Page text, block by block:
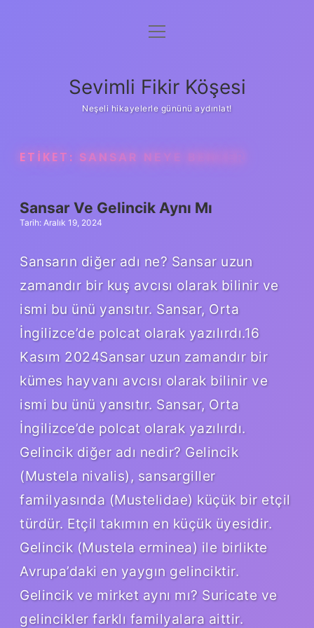
Anasayfa
Yasal Uyarı
menüyü
Sevimli Fikir Köşesi
Neşeli hikayelerle gününü aydınlat!
ETIKET: SANSAR NEYE BENZER
Sansar Ve Gelincik Aynı Mı
Tarih: Aralık 19, 2024
Sansarın diğer adı ne? Sansar uzun
zamandır bir kuş avcısı olarak bilinir ve
ismi bu ünü yansıtır. Sansar, Orta
İngilizce’de polcat olarak yazılırdı.16
Kasım 2024Sansar uzun zamandır bir
kümes hayvanı avcısı olarak bilinir ve
ismi bu ünü yansıtır. Sansar, Orta
İngilizce’de polcat olarak yazılırdı.
Gelincik diğer adı nedir? Gelincik
(Mustela nivalis), sansargiller
familyasında (Mustelidae) küçük bir etçil
türdür. Etçil takımın en küçük üyesidir.
Gelincik (Mustela erminea) ile birlikte
Avrupa’daki en yaygın gelinciktir.
Gelincik ve mirket aynı mı? Suricate ve
gelincikler farklı familyalara aittir.